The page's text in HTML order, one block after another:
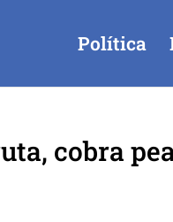
Política
cobra